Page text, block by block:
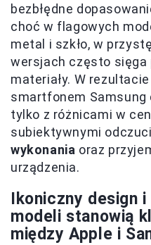
bezbłędne
choć w flagowych
metal i szkło, w
wersjach często sięga
materiały. W
smartfonem
tylko z różnicami w
subiektywnymi
wykonania oraz
urządzenia.
Ikoniczny design
modeli stanowią
między Apple i